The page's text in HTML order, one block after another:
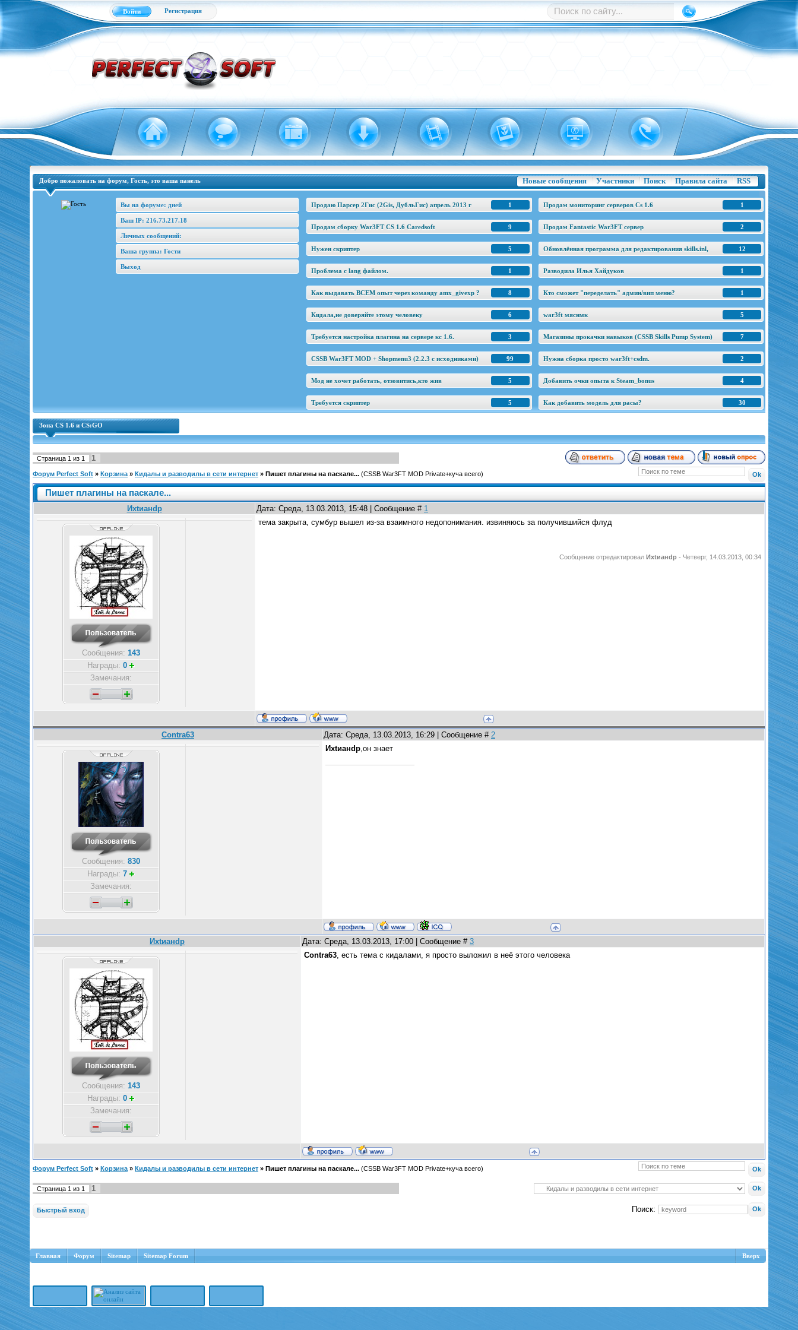
Войти Регистрация
Новые сообщения Участники Поиск Правила сайта RSS
Добро пожаловать на форум, Гость, это ваша панель
Вы на форуме: дней
Ваш IP: 216.73.217.18
Личных сообщений:
Ваша группа: Гости
Выход
1
Продаю Парсер 2Гис (2Gis, ДубльГис) апрель 2013 г 1
Продам мониторинг серверов Cs 1.6
9
Продам сборку War3FT CS 1.6 Caredsoft 2
Продам Fantastic War3FT сервер
5
Нужен скриптер 12
Обновлённая программа для редактирования skills.inl,
1
Проблема с lang файлом. 1
Разводила Илья Хайдуков
8
Как выдавать ВСЕМ опыт через команду amx_givexp ? 1
Кто сможет "переделать" админ/вип меню?
6
Кидала,не доверяйте этому человеку 5
war3ft мяснмк
3
Требуется настройка плагина на сервере кс 1.6. 7
Магазины прокачки навыков (CSSB Skills Pump System)
99
CSSB War3FT MOD + Shopmenu3 (2.2.3 c исходниками) 2
Нужна сборка просто war3ft+csdm.
5
Мод не хочет работать, отзовитись,кто жив 4
Добавить очки опыта к Steam_bonus
5
Требуется скриптер 30
Как добавить модель для расы?
Зона CS 1.6 и CS:GO
Страница 1 из 1 1
Форум Perfect Soft » Корзина » Кидалы и разводилы в сети интернет » Пишет плагины на паскале... (CSSB War3FT MOD Private+куча всего)
Пишет плагины на паскале...
Ихtианdр Дата: Среда, 13.03.2013, 15:48 | Сообщение # 1
Сообщения: 143
Награды: 0
Замечания:
тема закрыта, сумбур вышел из-за взаимного недопонимания. извиняюсь за получившийся флуд
Сообщение отредактировал Ихtианdр - Четверг, 14.03.2013, 00:34
Contra63 Дата: Среда, 13.03.2013, 16:29 | Сообщение # 2
Сообщения: 830
Награды: 7
Замечания:
Ихtианdр,он знает
Ихtианdр Дата: Среда, 13.03.2013, 17:00 | Сообщение # 3
Сообщения: 143
Награды: 0
Замечания:
Contra63, есть тема с кидалами, я просто выложил в неё этого человека
Форум Perfect Soft » Корзина » Кидалы и разводилы в сети интернет » Пишет плагины на паскале... (CSSB War3FT MOD Private+куча всего)
Страница 1 из 1 1
Поиск:
Главная Форум Sitemap Sitemap Forum Вверх